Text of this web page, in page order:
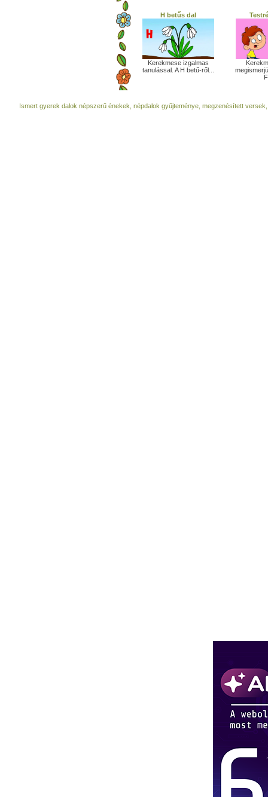
H betűs dal
Kerekmese izgalmas
tanulással. A H betű-ről...
Ismert gyerek dalok népszerű énekek, népdalok gyűjteménye, megzenésített